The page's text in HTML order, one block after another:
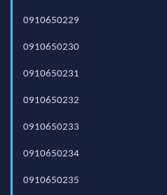
0910650229
0910650230
0910650231
0910650232
0910650233
0910650234
0910650235